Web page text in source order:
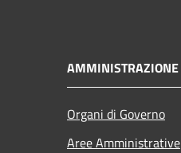
AMMINISTRAZIONE
Organi di Governo
Aree Amministrative